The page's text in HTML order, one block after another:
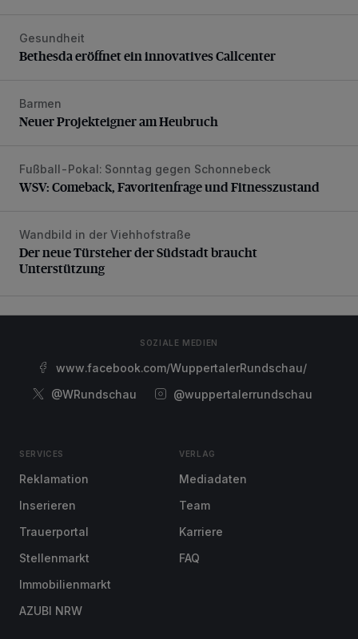
Bethesda eröffnet ein innovatives Callcenter
Gesundheit
Bethesda eröffnet ein innovatives Callcenter
Neuer Projekteigner am Heubruch
Barmen
Neuer Projekteigner am Heubruch
WSV: Comeback, Favoritenfrage und Fitnesszustand
Fußball-Pokal: Sonntag gegen Schonnebeck
WSV: Comeback, Favoritenfrage und Fitnesszustand
Der neue Türsteher der Südstadt braucht Unterstützung
Wandbild in der Viehhofstraße
Der neue Türsteher der Südstadt braucht
Unterstützung
SOZIALE MEDIEN
www.facebook.com/WuppertalerRundschau/
@WRundschau
@wuppertalerrundschau
SERVICES
Reklamation
Inserieren
Trauerportal
Stellenmarkt
Immobilienmarkt
AZUBI NRW
VERLAG
Mediadaten
Team
Karriere
FAQ